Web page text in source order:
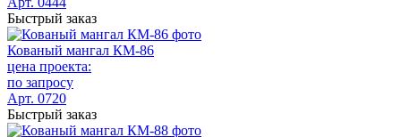
Быстрый заказ
Кованый мангал КМ-86
цена проекта:
по запросу
Арт. 0720
Быстрый заказ